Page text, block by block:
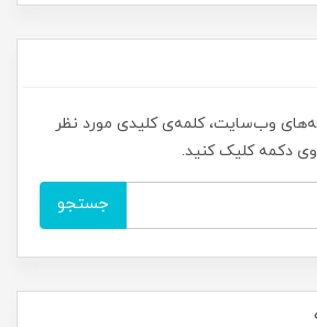
وب‌سایت، کلمه‌ی کلیدی مورد نظر
دکمه کلیک کنید.
جستجو